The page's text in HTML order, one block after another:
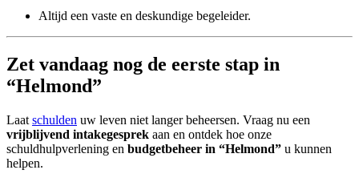
Altijd een vaste en deskundige begeleider.
Zet vandaag nog de eerste stap in
“Helmond”
Laat schulden uw leven niet langer beheersen. Vraag nu een
vrijblijvend intakegesprek aan en ontdek hoe onze
schuldhulpverlening en budgetbeheer in “Helmond” u kunnen
helpen.